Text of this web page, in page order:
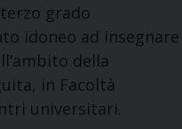
grado
idoneo ad insegnare
della
in Facoltà
universitari.